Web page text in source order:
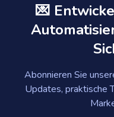
💌
Abonnieren Sie
Updates, praktische